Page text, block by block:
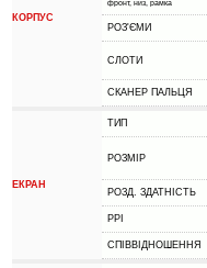
КОРПУС
фронт, низ, рамка
РОЗ'ЄМИ
СЛОТИ
СКАНЕР ПАЛЬЦЯ
ЕКРАН
ТИП
РОЗМІР
РОЗД. ЗДАТНІСТЬ
PPI
СПІВВІДНОШЕННЯ